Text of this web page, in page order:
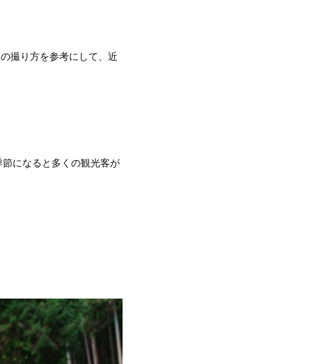
撮り方を参考にして、近
になると多くの観光客が